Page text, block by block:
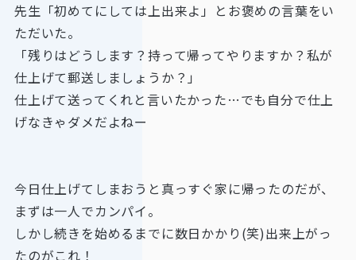
先生「初めてにしては上出来よ」とお褒めの言葉をい
ただいた。
「残りはどうします？持って帰ってやりますか？私が
仕上げて郵送しましょうか？」
仕上げて送ってくれと言いたかった…でも自分で仕上
げなきゃダメだよねー
今日仕上げてしまおうと真っすぐ家に帰ったのだが、
まずは一人でカンパイ。
しかし続きを始めるまでに数日かかり(笑)出来上がっ
たのがこれ！